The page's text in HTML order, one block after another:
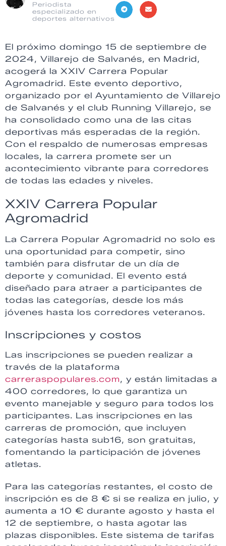
Periodista
especializado en
deportes alternativos
El próximo domingo 15 de septiembre de
2024, Villarejo de Salvanés, en Madrid,
acogerá la XXIV Carrera Popular
Agromadrid. Este evento deportivo,
organizado por el Ayuntamiento de Villarejo
de Salvanés y el club Running Villarejo, se
ha consolidado como una de las citas
deportivas más esperadas de la región.
Con el respaldo de numerosas empresas
locales, la carrera promete ser un
acontecimiento vibrante para corredores
de todas las edades y niveles.
XXIV Carrera Popular
Agromadrid
La Carrera Popular Agromadrid no solo es
una oportunidad para competir, sino
también para disfrutar de un día de
deporte y comunidad. El evento está
diseñado para atraer a participantes de
todas las categorías, desde los más
jóvenes hasta los corredores veteranos.
Inscripciones y costos
Las inscripciones se pueden realizar a
través de la plataforma
carreraspopulares.com, y están limitadas a
400 corredores, lo que garantiza un
evento manejable y seguro para todos los
participantes. Las inscripciones en las
carreras de promoción, que incluyen
categorías hasta sub16, son gratuitas,
fomentando la participación de jóvenes
atletas.
Para las categorías restantes, el costo de
inscripción es de 8 € si se realiza en julio, y
aumenta a 10 € durante agosto y hasta el
12 de septiembre, o hasta agotar las
plazas disponibles. Este sistema de tarifas